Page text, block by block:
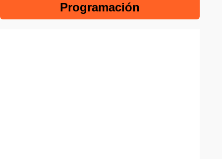
Programación